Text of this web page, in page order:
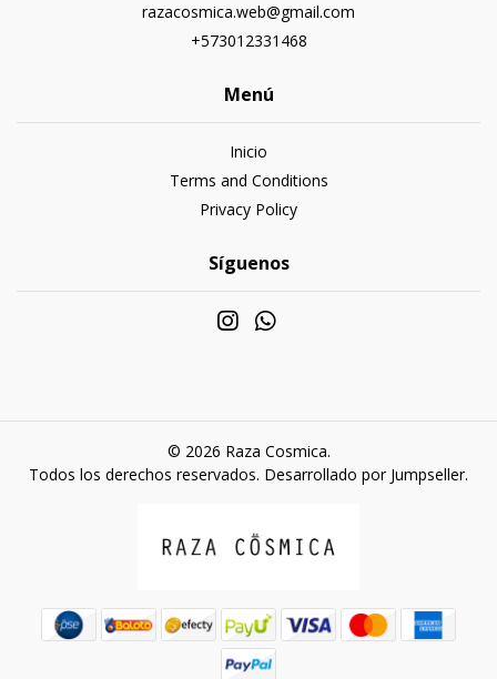
razacosmica.web@gmail.com
+573012331468
Menú
Inicio
Terms and Conditions
Privacy Policy
Síguenos
© 2026 Raza Cosmica.
Todos los derechos reservados. Desarrollado por Jumpseller.